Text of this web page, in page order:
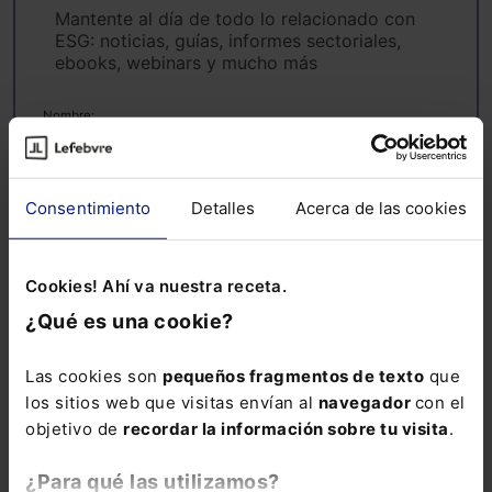
Consentimiento Detalles Acerca de las cookies
Cookies! Ahí va nuestra receta.
¿Qué es una cookie?
Las cookies son pequeños fragmentos de texto que
los sitios web que visitas envían al navegador con el
objetivo de recordar la información sobre tu visita.
¿Para qué las utilizamos?
Mantente al día de todo lo relacionado con
ESG: noticias, guías, informes sectoriales,
ebooks, webinars y mucho más
Nombre:
Email:
Suscribirse